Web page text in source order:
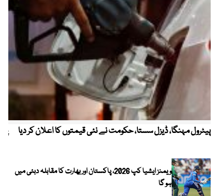
پیٹرول مہنگا، ڈیزل سستا، حکومت نے نئی قیمتوں کا اعلان کر دیا
ویمنز ایشیا کپ 2026، پاکستان اور بھارت کا مقابلہ دبئی میں
ہو گا